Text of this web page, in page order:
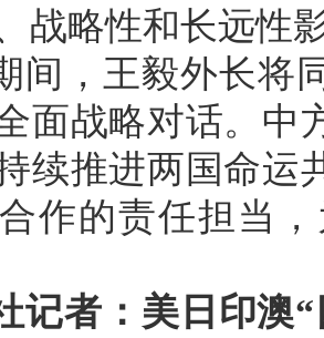
战略性和长远性
间，王毅外长将
面战略对话。中
续推进两国命运
作的责任担当
记者：美日印澳